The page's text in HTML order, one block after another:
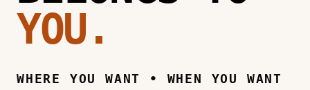
YOU.
WHERE YOU WANT • WHEN YOU WANT